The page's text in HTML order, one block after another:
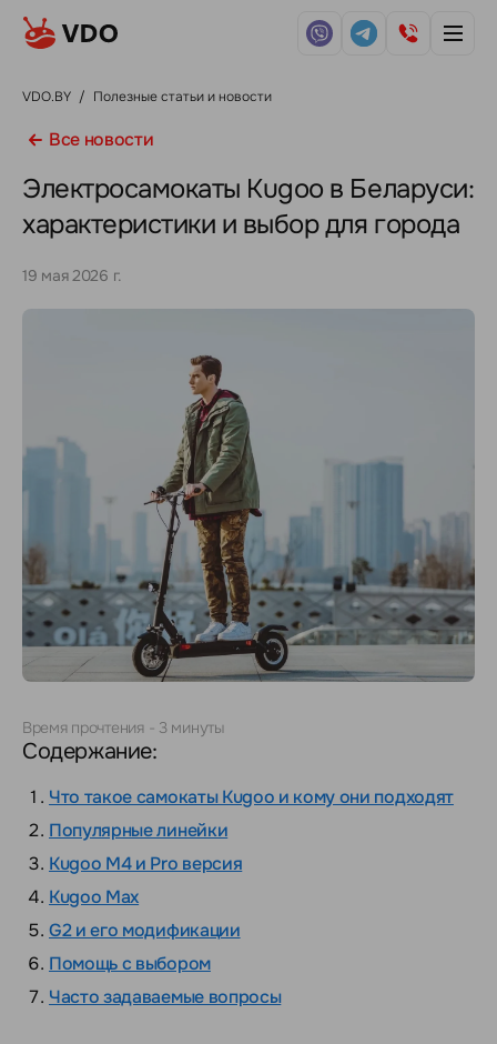
VDO.BY / Полезные статьи и новости
Все новости
Электросамокаты Kugoo в Беларуси:
характеристики и выбор для города
19 мая 2026 г.
Содержание:
Что такое самокаты Kugoo и кому они подходят
Популярные линейки
Kugoo M4 и Pro версия
Kugoo Max
G2 и его модификации
Помощь с выбором
Часто задаваемые вопросы
Время прочтения - 3 минуты